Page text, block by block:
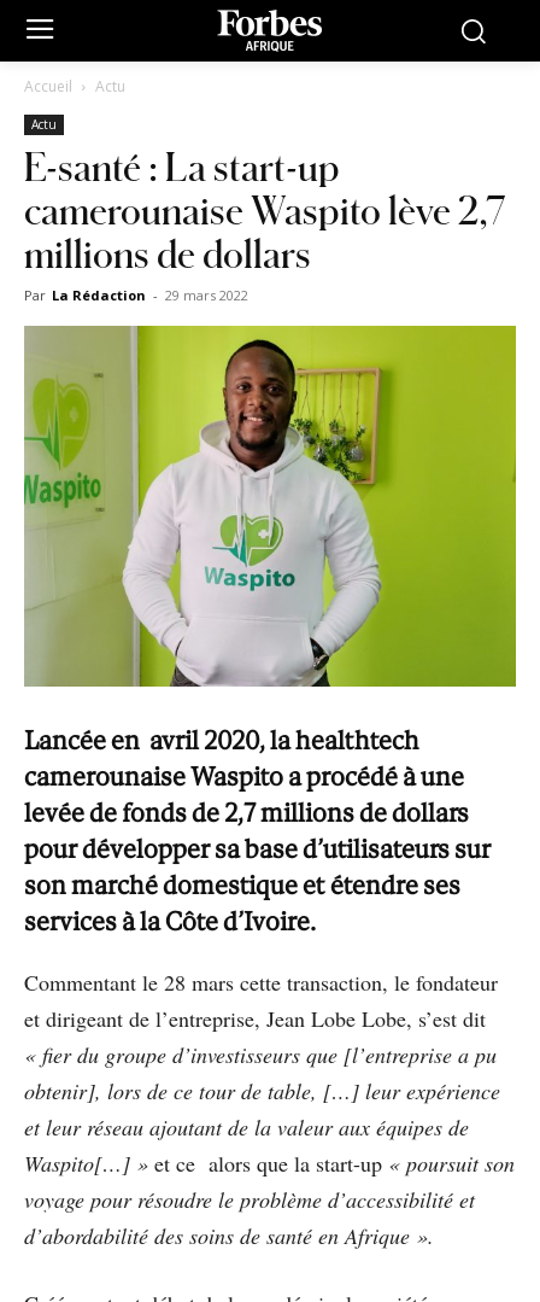
Accueil Actu
Actu
E-santé : La start-up
camerounaise Waspito lève 2,7
millions de dollars
Par La Rédaction - 29 mars 2022
Lancée en avril 2020, la healthtech
camerounaise Waspito a procédé à une
levée de fonds de 2,7 millions de dollars
pour développer sa base d’utilisateurs sur
son marché domestique et étendre ses
services à la Côte d’Ivoire.
Commentant le 28 mars cette transaction, le fondateur
et dirigeant de l’entreprise, Jean Lobe Lobe, s’est dit
« fier du groupe d’investisseurs que [l’entreprise a pu
obtenir], lors de ce tour de table, […] leur expérience
et leur réseau ajoutant de la valeur aux équipes de
Waspito[…] » et ce alors que la start-up « poursuit son
voyage pour résoudre le problème d’accessibilité et
d’abordabilité des soins de santé en Afrique ».